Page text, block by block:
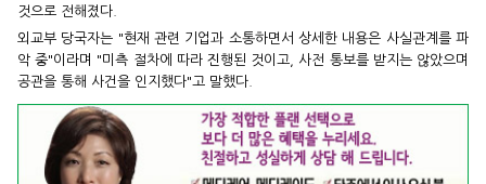
것으로 전해졌다.
외교부 당국자는 "현재 관련 기업과 소통하면서 상세한 내용은 사실관계를 파
악 중"이라며 "미측 절차에 따라 진행된 것이고, 사전 통보를 받지는 않았으며
공관을 통해 사건을 인지했다"고 말했다.